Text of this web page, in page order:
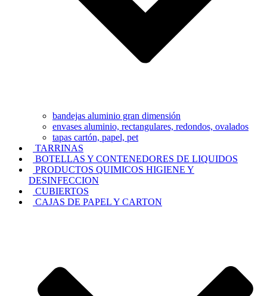
bandejas aluminio gran dimensión
envases aluminio, rectangulares, redondos, ovalados
tapas cartón, papel, pet
TARRINAS
BOTELLAS Y CONTENEDORES DE LIQUIDOS
PRODUCTOS QUIMICOS HIGIENE Y
DESINFECCION
CUBIERTOS
CAJAS DE PAPEL Y CARTON